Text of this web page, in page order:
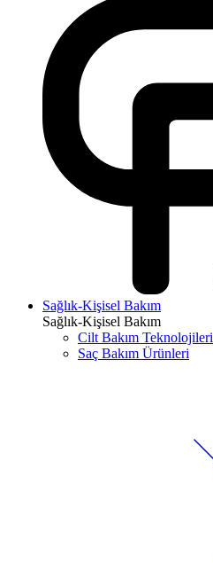
Sağlık-Kişisel Bakım
Sağlık-Kişisel Bakım
Cilt Bakım Teknolojileri
Saç Bakım Ürünleri